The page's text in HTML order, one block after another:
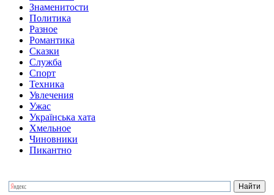
Знаменитости
Политика
Разное
Романтика
Сказки
Служба
Спорт
Техника
Увлечения
Ужас
Українська хата
Хмельное
Чиновники
Пикантно